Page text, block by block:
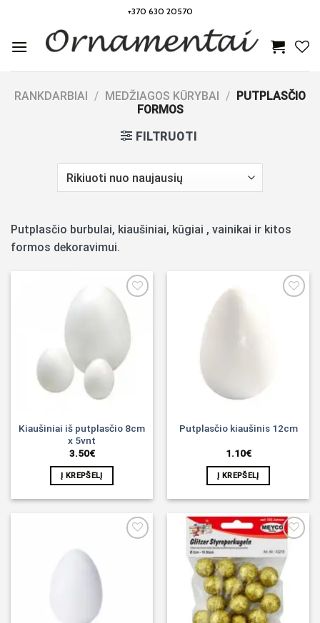
content
+370 630 20570
RANKDARBIAI / MEDŽIAGOS KŪRYBAI / PUTPLASČIO
FORMOS
FILTRUOTI
Putplasčio burbulai, kiaušiniai, kūgiai , vainikai ir kitos
formos dekoravimui.
Kiaušiniai iš putplasčio 8cm
x 5vnt
3.50€
Į KREPŠELĮ
Putplasčio kiaušinis 12cm
1.10€
Į KREPŠELĮ
Noriu!